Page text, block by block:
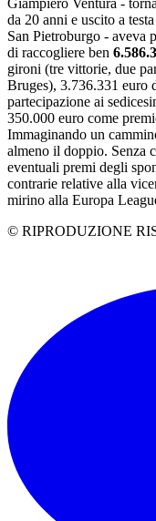
da 20 anni e uscito a
San Pietroburgo - aveva
di raccogliere ben
gironi (tre vittorie, due
Bruges), 3.736.331 euro
partecipazione ai
350.000 euro come
Immaginando un
almeno il doppio. Senza
eventuali premi degli
contrarie relative alla
mirino alla Europa
© RIPRODUZIONE